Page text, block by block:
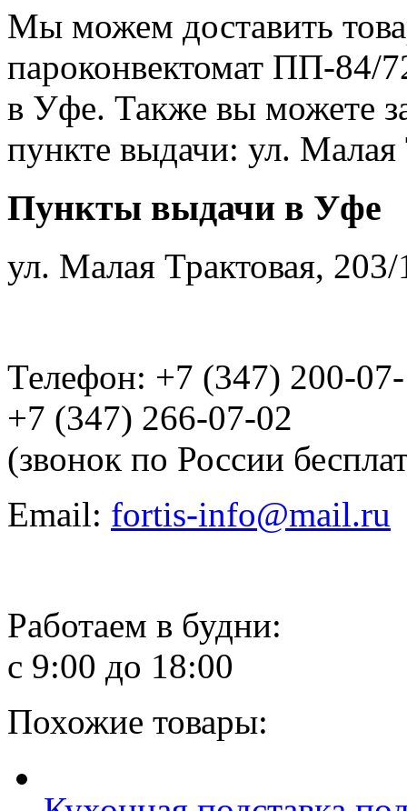
Мы можем доставить
пароконвектомат ПП-84/
в Уфе. Также вы можете
пункте выдачи: ул. Малая
Пункты выдачи в Уфе
ул. Малая Трактовая, 203/
Телефон: +7 (347) 200-
+7 (347) 266-07-02
(звонок по России
Email: fortis-info@mail.ru
Работаем в будни:
с 9:00 до 18:00
Похожие товары: